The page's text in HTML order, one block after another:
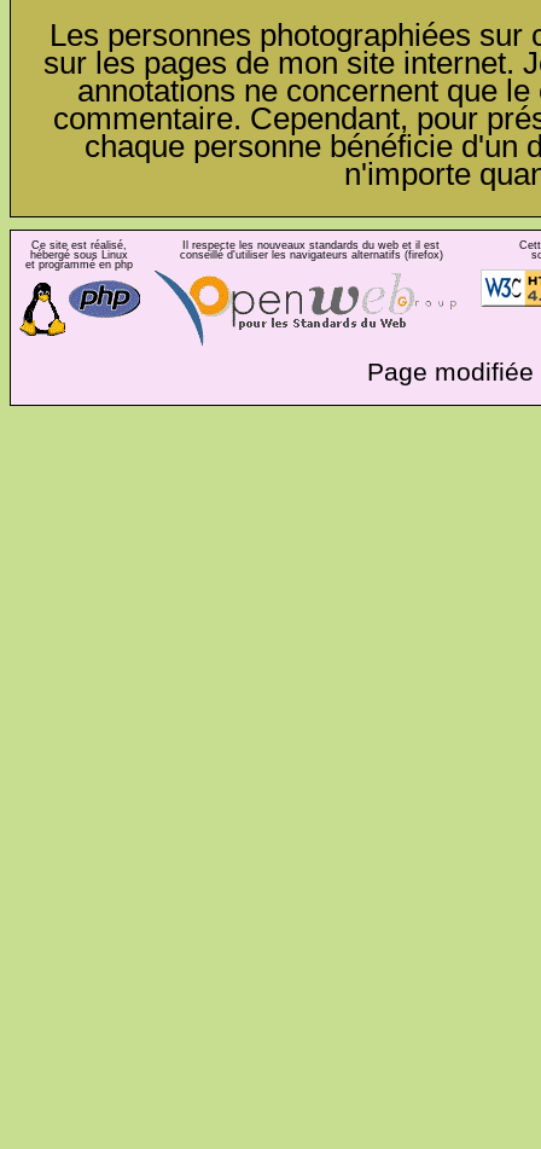
Les personnes photographiées
sur les pages de mon site internet.
annotations ne concernent que
commentaire. Cependant, pour
chaque personne bénéficie d'un
n'importe
Ce site est réalisé,
hébergé sous Linux
et programmé en php
Il respecte les nouveaux standards du web et il est
conseillé d'utiliser les navigateurs alternatifs (firefox)
Page